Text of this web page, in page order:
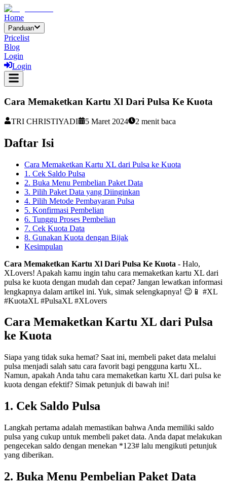
Home
Panduan
Pricelist
Blog
Login
Login
Cara Memaketkan Kartu Xl Dari Pulsa Ke Kuota
TRI CHRISTIYADI 5 Maret 2024 2 menit baca
Daftar Isi
Cara Memaketkan Kartu XL dari Pulsa ke Kuota
1. Cek Saldo Pulsa
2. Buka Menu Pembelian Paket Data
3. Pilih Paket Data yang Diinginkan
4. Pilih Metode Pembayaran Pulsa
5. Konfirmasi Pembelian
6. Tunggu Proses Pembelian
7. Cek Kuota Data
8. Gunakan Kuota dengan Bijak
Kesimpulan
Cara Memaketkan Kartu Xl Dari Pulsa Ke Kuota - Halo,
XLovers! Apakah kamu ingin tahu cara memaketkan kartu XL dari
pulsa ke kuota dengan mudah dan cepat? Jangan lewatkan informasi
lengkapnya dalam artikel ini. Yuk, simak selengkapnya! 😉📱 #XL
#KuotaXL #PulsaXL #XLovers
Cara Memaketkan Kartu XL dari Pulsa
ke Kuota
Siapa yang tidak suka hemat? Saat ini, membeli paket data melalui
pulsa menjadi salah satu cara favorit bagi pengguna kartu XL.
Namun, apakah Anda tahu cara memaketkan kartu XL dari pulsa ke
kuota dengan efektif? Simak petunjuk di bawah ini!
1. Cek Saldo Pulsa
Langkah pertama adalah memastikan bahwa Anda memiliki saldo
pulsa yang cukup untuk membeli paket data. Anda dapat melakukan
pengecekan saldo dengan menekan *123# lalu mengikuti petunjuk
yang diberikan.
2. Buka Menu Pembelian Paket Data